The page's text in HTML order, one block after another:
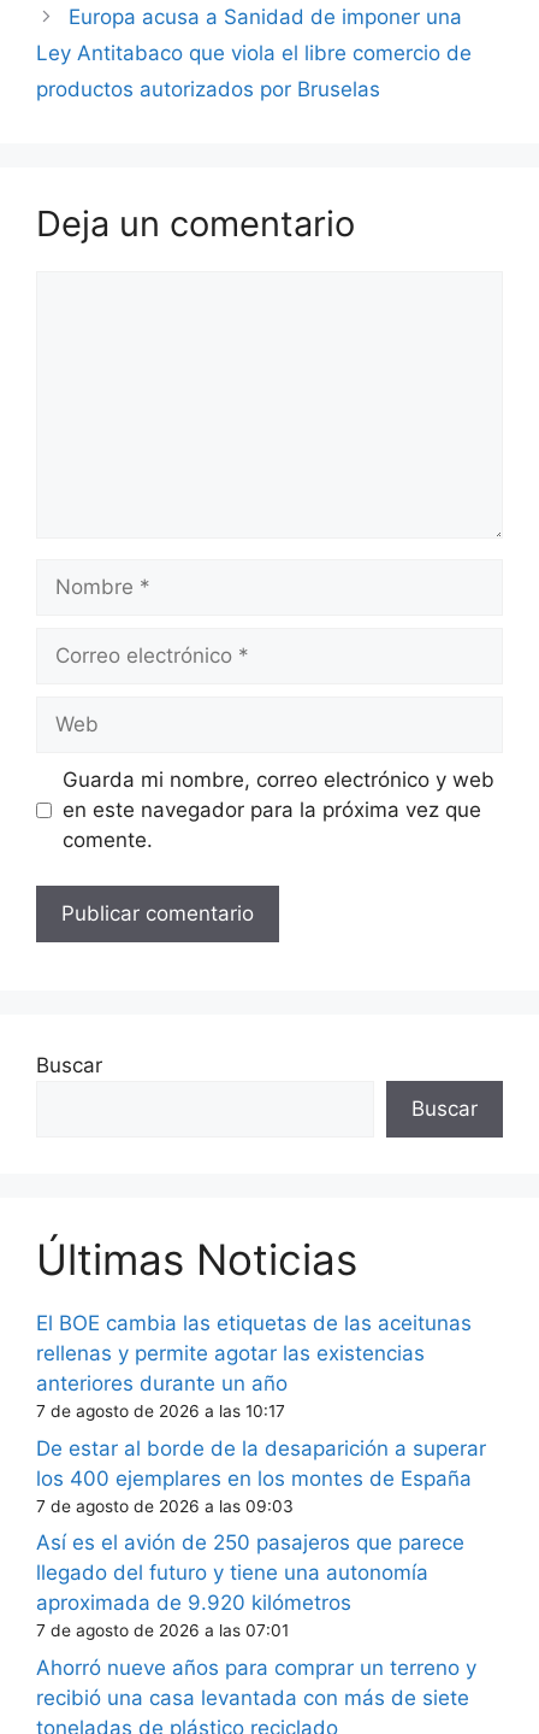
Europa acusa a Sanidad de imponer una
Ley Antitabaco que viola el libre comercio de
productos autorizados por Bruselas
Deja un comentario
electrónico
Guarda mi nombre, correo electrónico y web
en este navegador para la próxima vez que
comente.
Buscar
Buscar
Últimas Noticias
El BOE cambia las etiquetas de las aceitunas
rellenas y permite agotar las existencias
anteriores durante un año
7 de agosto de 2026 a las 10:17
De estar al borde de la desaparición a superar
los 400 ejemplares en los montes de España
7 de agosto de 2026 a las 09:03
Así es el avión de 250 pasajeros que parece
llegado del futuro y tiene una autonomía
aproximada de 9.920 kilómetros
7 de agosto de 2026 a las 07:01
Ahorró nueve años para comprar un terreno y
recibió una casa levantada con más de siete
toneladas de plástico reciclado